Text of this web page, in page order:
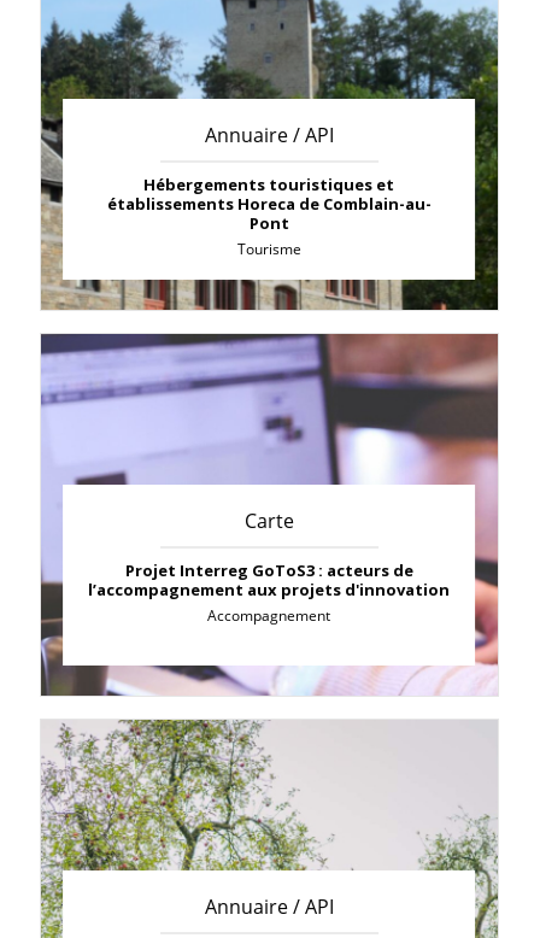
Annuaire / API
Hébergements touristiques et
établissements Horeca de Comblain-au-
Pont
Tourisme
Carte
Projet Interreg GoToS3 : acteurs de
l’accompagnement aux projets d'innovation
Accompagnement
Annuaire / API